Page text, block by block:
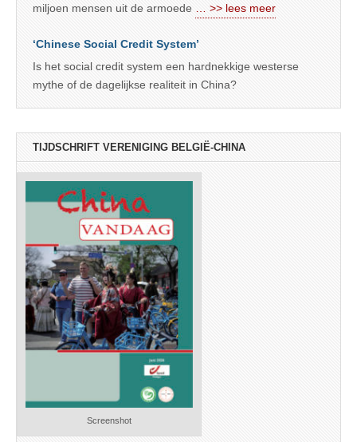
miljoen mensen uit de armoede
… >> lees meer
‘Chinese Social Credit System’
Is het social credit system een hardnekkige westerse
mythe of de dagelijkse realiteit in China?
TIJDSCHRIFT VERENIGING BELGIË-CHINA
Screenshot